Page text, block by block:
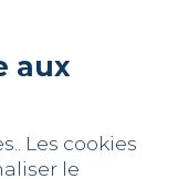
aux
Les cookies
le